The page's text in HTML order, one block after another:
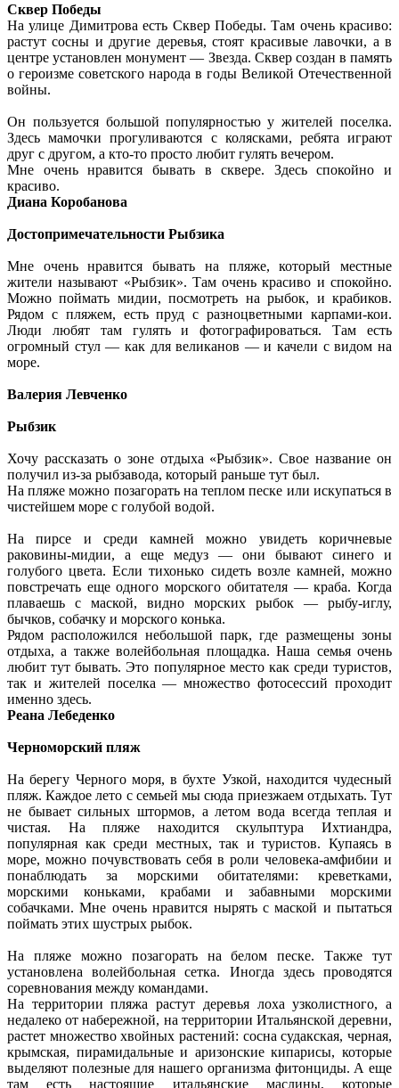
Сквер Победы
На улице Димитрова есть Сквер Победы. Там очень красиво:
растут сосны и другие деревья, стоят красивые лавочки, а в
центре установлен монумент — Звезда. Сквер создан в память
о героизме советского народа в годы Великой Отечественной
войны.
Он пользуется большой популярностью у жителей поселка.
Здесь мамочки прогуливаются с колясками, ребята играют
друг с другом, а кто-то просто любит гулять вечером.
Мне очень нравится бывать в сквере. Здесь спокойно и
красиво.
Диана Коробанова
Достопримечательности Рыбзика
Мне очень нравится бывать на пляже, который местные
жители называют «Рыбзик». Там очень красиво и спокойно.
Можно поймать мидии, посмотреть на рыбок, и крабиков.
Рядом с пляжем, есть пруд с разноцветными карпами-кои.
Люди любят там гулять и фотографироваться. Там есть
огромный стул — как для великанов — и качели с видом на
море.
Валерия Левченко
Рыбзик
Хочу рассказать о зоне отдыха «Рыбзик». Свое название он
получил из-за рыбзавода, который раньше тут был.
На пляже можно позагорать на теплом песке или искупаться в
чистейшем море с голубой водой.
На пирсе и среди камней можно увидеть коричневые
раковины-мидии, а еще медуз — они бывают синего и
голубого цвета. Если тихонько сидеть возле камней, можно
повстречать еще одного морского обитателя — краба. Когда
плаваешь с маской, видно морских рыбок — рыбу-иглу,
бычков, собачку и морского конька.
Рядом расположился небольшой парк, где размещены зоны
отдыха, а также волейбольная площадка. Наша семья очень
любит тут бывать. Это популярное место как среди туристов,
так и жителей поселка — множество фотосессий проходит
именно здесь.
Реана Лебеденко
Черноморский пляж
На берегу Черного моря, в бухте Узкой, находится чудесный
пляж. Каждое лето с семьей мы сюда приезжаем отдыхать. Тут
не бывает сильных штормов, а летом вода всегда теплая и
чистая. На пляже находится скульптура Ихтиандра,
популярная как среди местных, так и туристов. Купаясь в
море, можно почувствовать себя в роли человека-амфибии и
понаблюдать за морскими обитателями: креветками,
морскими коньками, крабами и забавными морскими
собачками. Мне очень нравится нырять с маской и пытаться
поймать этих шустрых рыбок.
На пляже можно позагорать на белом песке. Также тут
установлена волейбольная сетка. Иногда здесь проводятся
соревнования между командами.
На территории пляжа растут деревья лоха узколистного, а
недалеко от набережной, на территории Итальянской деревни,
растет множество хвойных растений: сосна судакская, черная,
крымская, пирамидальные и аризонские кипарисы, которые
выделяют полезные для нашего организма фитонциды. А еще
там есть настоящие итальянские маслины, которые